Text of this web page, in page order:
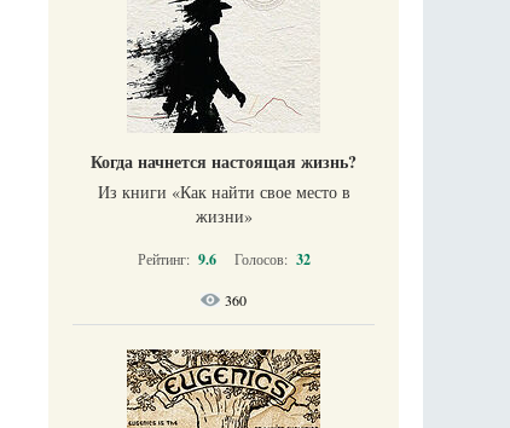
Когда начнется настоящая жизнь?
Из книги «Как найти свое место в
жизни​»
Рейтинг: 9.6 Голосов: 32
360